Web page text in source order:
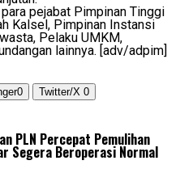
pejabat Pimpinan Tinggi
Kalsel, Pimpinan Instansi
Pelaku UMKM,
lainnya. [adv/adpim]
0 Twitter/X 0
PLN Percepat Pemulihan
Segera Beroperasi Normal